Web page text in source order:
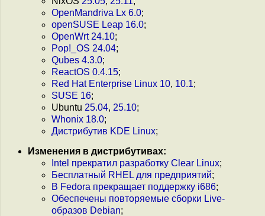
OpenMandriva Lx 6.0;
openSUSE Leap 16.0;
OpenWrt 24.10;
Pop!_OS 24.04;
Qubes 4.3.0;
ReactOS 0.4.15;
Red Hat Enterprise Linux 10, 10.1;
SUSE 16;
Ubuntu 25.04, 25.10;
Whonix 18.0;
Дистрибутив KDE Linux;
Изменения в дистрибутивах:
Intel прекратил разработку Clear Linux;
Бесплатный RHEL для предприятий;
В Fedora прекращает поддержку i686;
Обеспечены повторяемые сборки Live-
образов Debian;